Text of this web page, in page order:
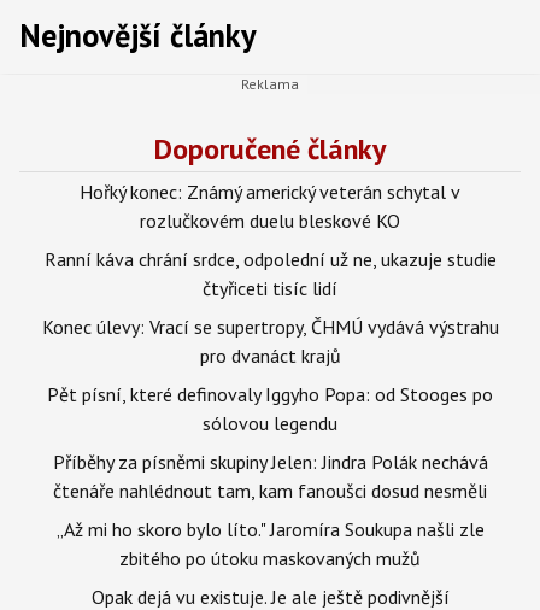
Nejnovější články
Doporučené články
Hořký konec: Známý americký veterán schytal v
rozlučkovém duelu bleskové KO
Ranní káva chrání srdce, odpolední už ne, ukazuje studie
čtyřiceti tisíc lidí
Konec úlevy: Vrací se supertropy, ČHMÚ vydává výstrahu
pro dvanáct krajů
Pět písní, které definovaly Iggyho Popa: od Stooges po
sólovou legendu
Příběhy za písněmi skupiny Jelen: Jindra Polák nechává
čtenáře nahlédnout tam, kam fanoušci dosud nesměli
„Až mi ho skoro bylo líto." Jaromíra Soukupa našli zle
zbitého po útoku maskovaných mužů
Opak dejá vu existuje. Je ale ještě podivnější